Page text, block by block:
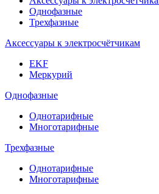
Однофазные
Трехфазные
Аксессуары к электросчётчикам
EKF
Меркурий
Однофазные
Однотарифные
Многотарифные
Трехфазные
Однотарифные
Многотарифные